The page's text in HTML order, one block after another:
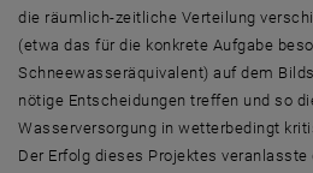
die räumlich-zeitliche Verteilung
(etwa das für die konkrete Aufgabe
Schneewasseräquivalent) auf dem
nötige Entscheidungen treffen und so
Wasserversorgung in wetterbedingt
Der Erfolg dieses Projektes veranlasste